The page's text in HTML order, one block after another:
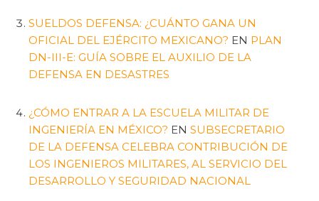
SUELDOS DEFENSA: ¿CUÁNTO GANA UN
OFICIAL DEL EJÉRCITO MEXICANO? EN PLAN
DN-III-E: GUÍA SOBRE EL AUXILIO DE LA
DEFENSA EN DESASTRES
¿CÓMO ENTRAR A LA ESCUELA MILITAR DE
INGENIERÍA EN MÉXICO? EN SUBSECRETARIO
DE LA DEFENSA CELEBRA CONTRIBUCIÓN DE
LOS INGENIEROS MILITARES, AL SERVICIO DEL
DESARROLLO Y SEGURIDAD NACIONAL